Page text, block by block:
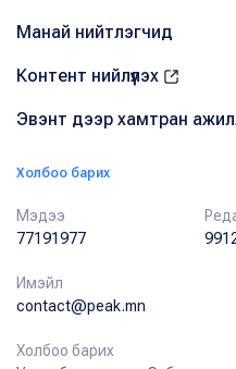
Манай нийтлэгчид
Контент нийлүүлэх
Эвэнт дээр хамтран
Холбоо барих
Мэдээ
77191977
Имэйл
contact@peak.mn
Холбоо барих